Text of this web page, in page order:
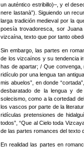
un auténtico estribillo)–, y el
nere lastanà”). Siguiendo un
larga tradición medieval por la
poesía trovadoresca, sor
vizcaína, texto que por tanto
Sin embargo, las partes en
de los vizcaínos y su tendencia
has de apartar; / Que convenga,
ridículo por una lengua tan
mis abuelos”, en donde
desbaratado de la lengua y
solecismo, como a la cortedad
los vascos por parte de la
ridículas pretensiones de
todos”, “Que al Cielo toda
de las partes romances del texto
En realidad las partes en